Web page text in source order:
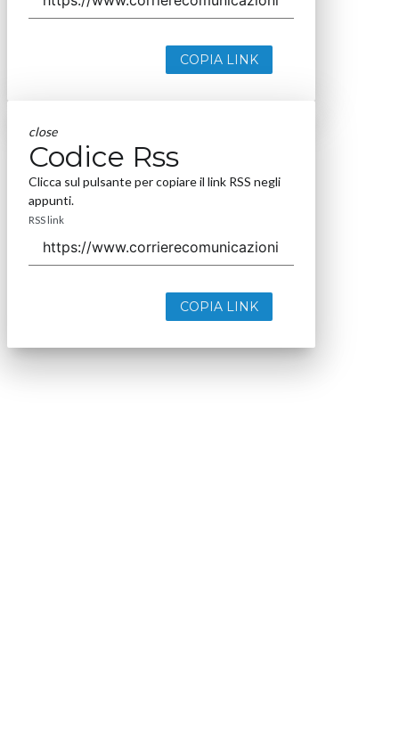
COPIA LINK
close
Codice Rss
Clicca sul pulsante per copiare il link RSS negli
appunti.
RSS link
COPIA LINK